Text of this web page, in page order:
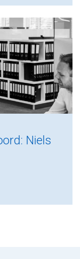
Niels